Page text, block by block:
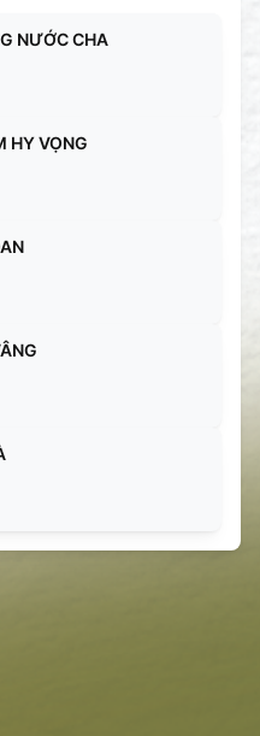
NƯỚC CHA
HY VỌNG